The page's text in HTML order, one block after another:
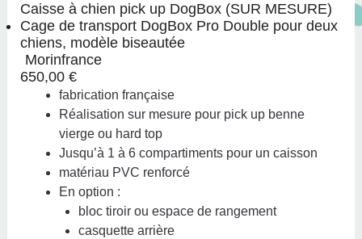
Caisse à chien pick up DogBox (SUR MESURE)
Cage de transport DogBox Pro Double pour deux
chiens, modèle biseautée
Morinfrance
650,00 €
fabrication française
Réalisation sur mesure pour pick up benne
vierge ou hard top
Jusqu’à 1 à 6 compartiments pour un caisson
matériau PVC renforcé
En option :
bloc tiroir ou espace de rangement
casquette arrière